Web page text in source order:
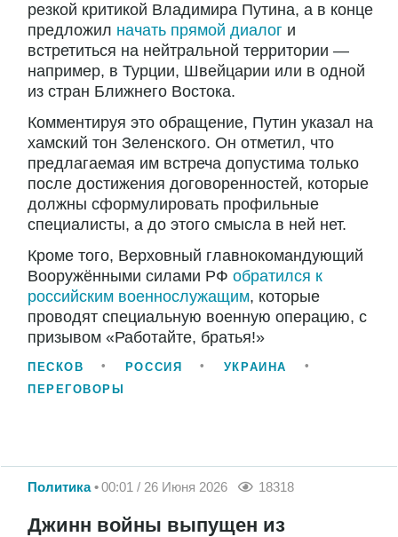
резкой критикой Владимира Путина, а в конце
предложил начать прямой диалог и
встретиться на нейтральной территории —
например, в Турции, Швейцарии или в одной
из стран Ближнего Востока.
Комментируя это обращение, Путин указал на
хамский тон Зеленского. Он отметил, что
предлагаемая им встреча допустима только
после достижения договоренностей, которые
должны сформулировать профильные
специалисты, а до этого смысла в ней нет.
Кроме того, Верховный главнокомандующий
Вооружёнными силами РФ обратился к
российским военнослужащим, которые
проводят специальную военную операцию, с
призывом «Работайте, братья!»
ПЕСКОВ РОССИЯ
УКРАИНА
ПЕРЕГОВОРЫ
Политика 00:01 / 26 Июня 2026 18318
Джинн войны выпущен из